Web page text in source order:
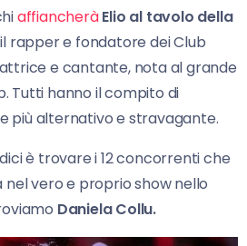
affiancheràElio al tavolo della
il rapper e fondatore dei Club
e cantante, nota al grande
Tutti hanno il compito di
più alternativo e stravagante.
è trovare i 12 concorrenti che
vero e proprio show nello
Daniela Collu.